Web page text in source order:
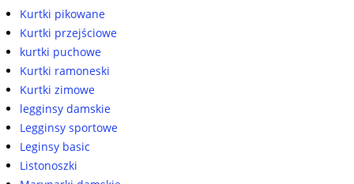
Kurtki pikowane
Kurtki przejściowe
kurtki puchowe
Kurtki ramoneski
Kurtki zimowe
legginsy damskie
Legginsy sportowe
Leginsy basic
Listonoszki